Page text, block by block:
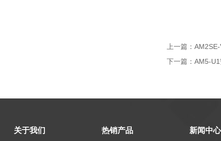
上一篇：
下一篇： AM5-
关于我们 热销产品 新闻中心